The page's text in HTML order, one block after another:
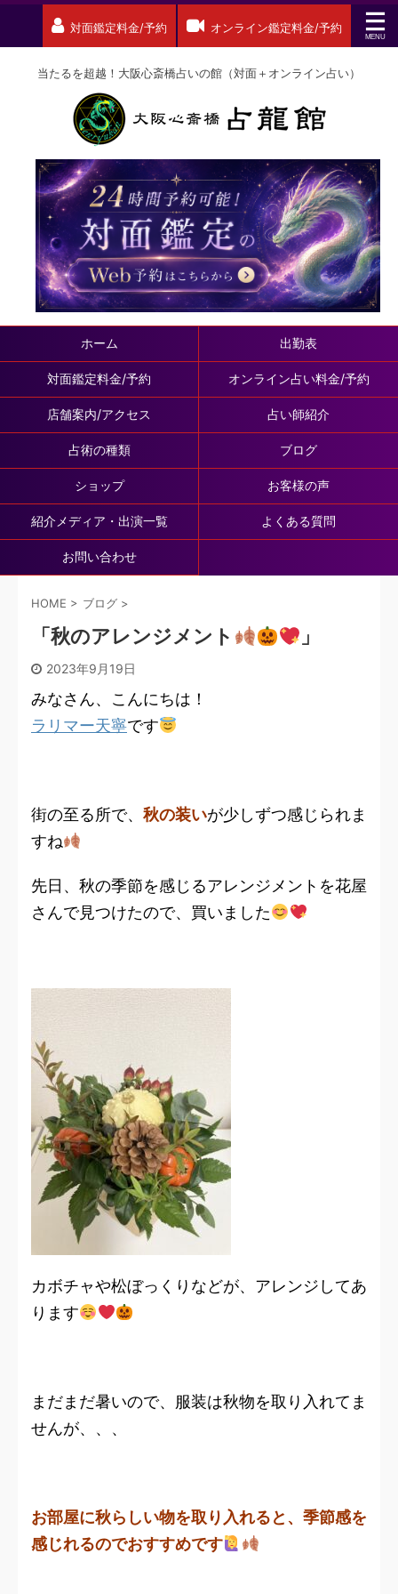
対面鑑定料金/予約 オンライン鑑定料金/予約
当たるを超越！大阪心斎橋占いの館（対面＋オンライン占い）
ホーム 出勤表
対面鑑定料金/予約 オンライン占い料金/予約
店舗案内/アクセス 占い師紹介
占術の種類 ブログ
ショップ お客様の声
紹介メディア・出演一覧 よくある質問
お問い合わせ
HOME > ブログ >
「秋のアレンジメント 」
2023年9月19日
みなさん、こんにちは！
ラリマー天寧です
街の至る所で、 秋の装いが少しずつ感じられま
すね
先日、秋の季節を感じるアレンジメントを花屋
さんで見つけたので、買いました
カボチャや松ぼっくりなどが、アレンジしてあ
ります
まだまだ暑いので、服装は秋物を取り入れてま
せんが、、、
お部屋に秋らしい物を取り入れると、季節感を
感じれるのでおすすめです